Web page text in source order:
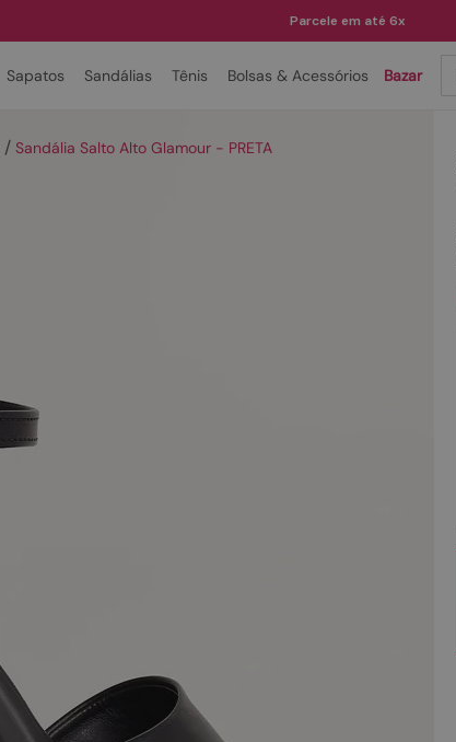
Parcele em até 6x
Sapatos Sandálias Tênis Bolsas & Acessórios Bazar
Sandália Salto Alto Glamour - PRETA